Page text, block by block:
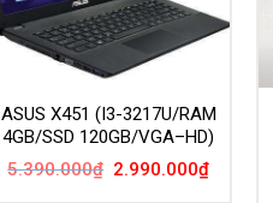
ASUS X451 (I3-3217U/RAM
4GB/SSD 120GB/VGA–HD)
5.390.000₫ Giá
gốc
2.990.000₫Giá
hiện